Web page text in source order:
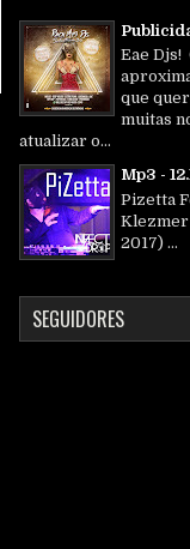
Eae Djs!
que
muitas
atualizar o...
Mp3 -
Pizetta
2017) ...
SEGUIDORES